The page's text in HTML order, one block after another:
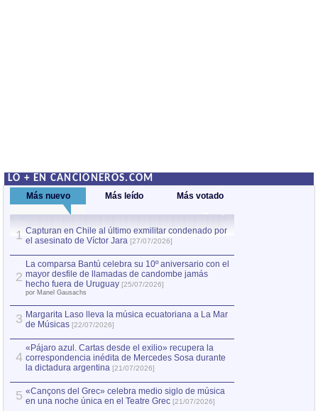
LO + EN CANCIONEROS.COM
Más nuevo Más leído Más votado
1 Capturan en Chile al último exmilitar condenado por
el asesinato de Víctor Jara [27/07/2026]
2
La comparsa Bantú celebra su 10º aniversario con el
mayor desfile de llamadas de candombe jamás
hecho fuera de Uruguay [25/07/2026]
por Manel Gausachs
3 Margarita Laso lleva la música ecuatoriana a La Mar
de Músicas [22/07/2026]
4
«Pájaro azul. Cartas desde el exilio» recupera la
correspondencia inédita de Mercedes Sosa durante
la dictadura argentina [21/07/2026]
5 «Cançons del Grec» celebra medio siglo de música
en una noche única en el Teatre Grec [21/07/2026]